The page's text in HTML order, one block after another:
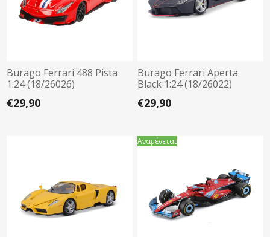
Burago Ferrari 488 Pista
1:24 (18/26026)
€29,90
Burago Ferrari Aperta
Black 1:24 (18/26022)
€29,90
Αναμένεται